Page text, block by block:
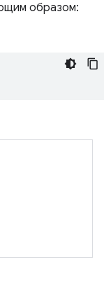
образом: